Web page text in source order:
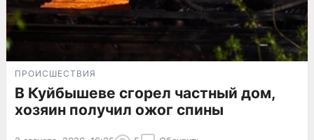
ПРОИСШЕСТВИЯ
В Куйбышеве сгорел частный дом,
хозяин получил ожог спины